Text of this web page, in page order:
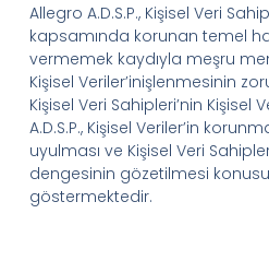
Allegro A.D.S.P., Kişisel Veri
kapsamında korunan temel
vermemek kaydıyla meşru
Kişisel Veriler’inişlenmesinin
Kişisel Veri Sahipleri’nin Kişisel
A.D.S.P., Kişisel Veriler’in
uyulması ve Kişisel Veri
dengesinin gözetilmesi
göstermektedir.